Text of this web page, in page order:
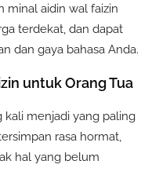
minal aidin wal faizin
terdekat, dan dapat
dan gaya bahasa Anda.
untuk Orang Tua
kali menjadi yang paling
rasa hormat,
hal yang belum